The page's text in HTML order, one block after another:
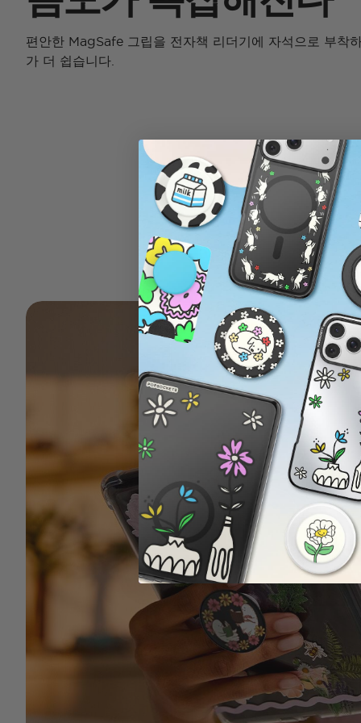
편안한 MagSafe 그립을 전자책 리더기에 자석으로 부착
가 더 쉽습니다.